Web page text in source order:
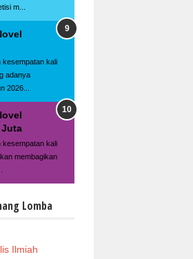
m...
kesempatan kali
adanya
2026...
Juta
kesempatan kali
membagikan
Lomba
Ilmiah